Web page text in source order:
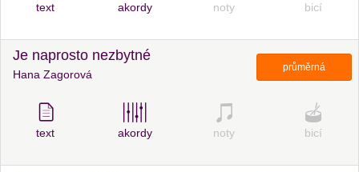
text akordy noty bicí
Je naprosto nezbytné
Hana Zagorová
průměrná
text akordy noty bicí